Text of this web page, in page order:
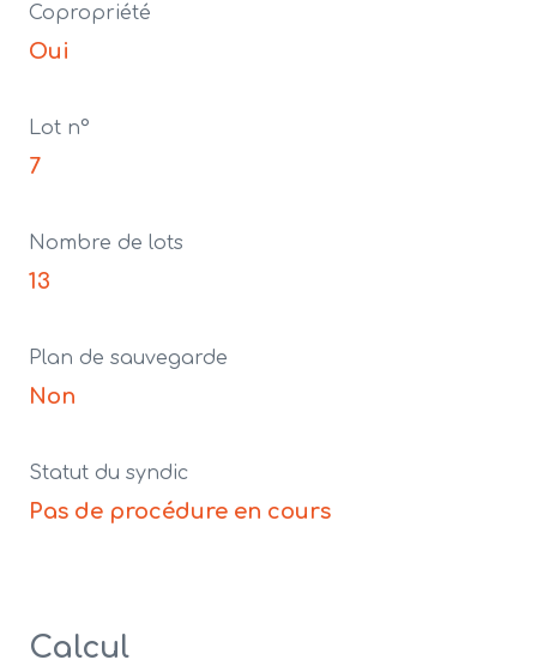
Copropriété
Oui
Lot n°
7
Nombre de lots
13
Plan de sauvegarde
Non
Statut du syndic
Pas de procédure en cours
Calcul